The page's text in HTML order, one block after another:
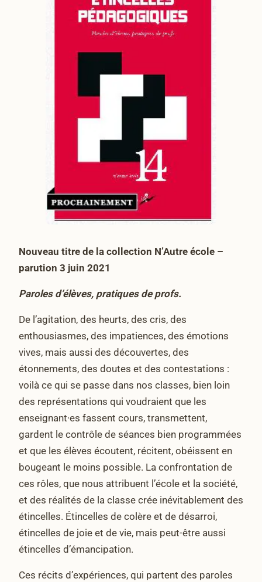
Nouveau titre de la collection N’Autre école –
parution 3 juin 2021
Paroles d’élèves, pratiques de profs.
De l’agitation, des heurts, des cris, des
enthousiasmes, des impatiences, des émotions
vives, mais aussi des découvertes, des
étonnements, des doutes et des contestations :
voilà ce qui se passe dans nos classes, bien loin
des représentations qui voudraient que les
enseignant·es fassent cours, transmettent,
gardent le contrôle de séances bien programmées
et que les élèves écoutent, récitent, obéissent en
bougeant le moins possible. La confrontation de
ces rôles, que nous attribuent l’école et la société,
et des réalités de la classe crée inévitablement des
étincelles. Étincelles de colère et de désarroi,
étincelles de joie et de vie, mais peut-être aussi
étincelles d’émancipation.
Ces récits d’expériences, qui partent des paroles